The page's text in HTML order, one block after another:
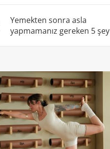
Yemekten sonra asla
yapmamanız gereken 5 şey